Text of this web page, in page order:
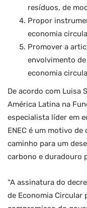
resíduos, de
Propor
economia
Promover a
envolvimento
economia
De acordo com Luisa
América Latina na
especialista líder em
ENEC é um motivo
caminho para um
carbono e duradouro
“A assinatura do
de Economia Circular